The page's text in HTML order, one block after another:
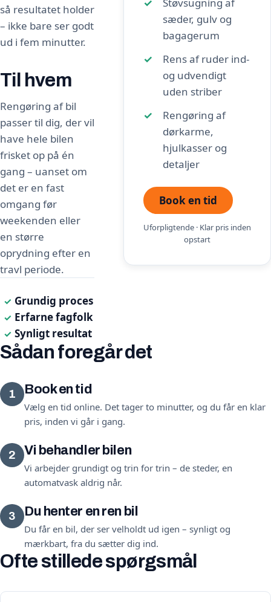
så resultatet holder
– ikke bare ser godt
ud i fem minutter.
Til hvem
Rengøring af bil
passer til dig, der vil
have hele bilen
frisket op på én
gang – uanset om
det er en fast
omgang før
weekenden eller
en større
oprydning efter en
travl periode.
✓ Grundig proces
✓ Erfarne fagfolk
✓ Synligt resultat
Støvsugning af
sæder, gulv og
bagagerum
Rens af ruder ind-
og udvendigt
uden striber
Rengøring af
dørkarme,
hjulkasser og
detaljer
Book en tid
Uforpligtende · Klar pris inden
opstart
Sådan foregår det
1 Book en tid
Vælg en tid online. Det tager to minutter, og du får en klar
pris, inden vi går i gang.
2 Vi behandler bilen
Vi arbejder grundigt og trin for trin – de steder, en
automatvask aldrig når.
3 Du henter en ren bil
Du får en bil, der ser velholdt ud igen – synligt og
mærkbart, fra du sætter dig ind.
Ofte stillede spørgsmål